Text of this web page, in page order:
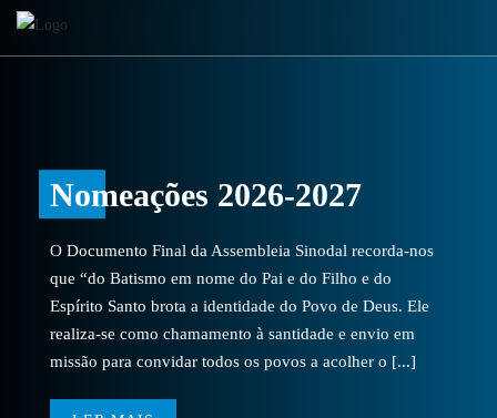
Nomeações 2026-2027
O Documento Final da Assembleia Sinodal recorda-nos
que “do Batismo em nome do Pai e do Filho e do
Espírito Santo brota a identidade do Povo de Deus. Ele
realiza-se como chamamento à santidade e envio em
missão para convidar todos os povos a acolher o [...]